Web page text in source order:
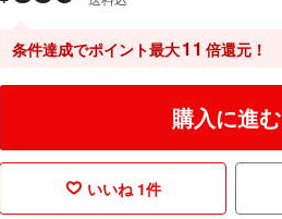
条件達成でポイント最大11 倍還元！
購入に進む
いいね 1件